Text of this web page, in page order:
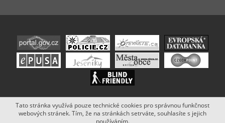
Copyright (c) 2020 - 2019 Obec Bludov. Stránky vytvořil a spravuje
Netsimple.
Tato stránka využívá pouze technické cookies pro správnou funkčnost
webových stránek. Tím, že na stránkách setrváte, souhlasíte s jejich
používáním.